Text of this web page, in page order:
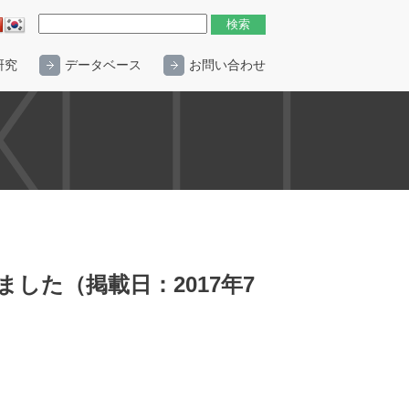
究 データベース お問い合わせ
した（掲載日：2017年7